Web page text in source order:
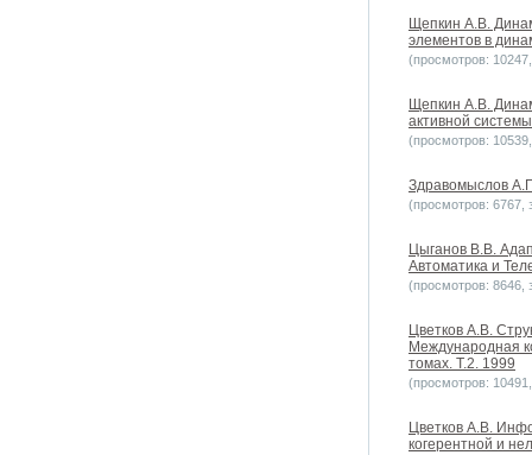
Щепкин А.В.
элементов в
(просмотров:
Щепкин А.В.
активной
(просмотров:
Здравомыслов
(просмотров: 6767,
Цыганов В.В.
Автоматика и
(просмотров: 8646,
Цветков А.В.
Международная
томах. Т.2. 1999
(просмотров:
Цветков А.В.
когерентной и